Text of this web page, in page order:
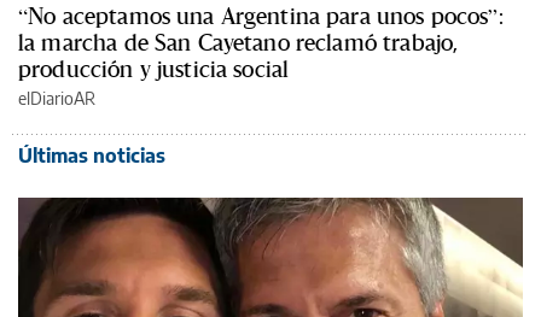
“No aceptamos una Argentina para unos pocos”:
la marcha de San Cayetano reclamó trabajo,
producción y justicia social
elDiarioAR
Últimas noticias